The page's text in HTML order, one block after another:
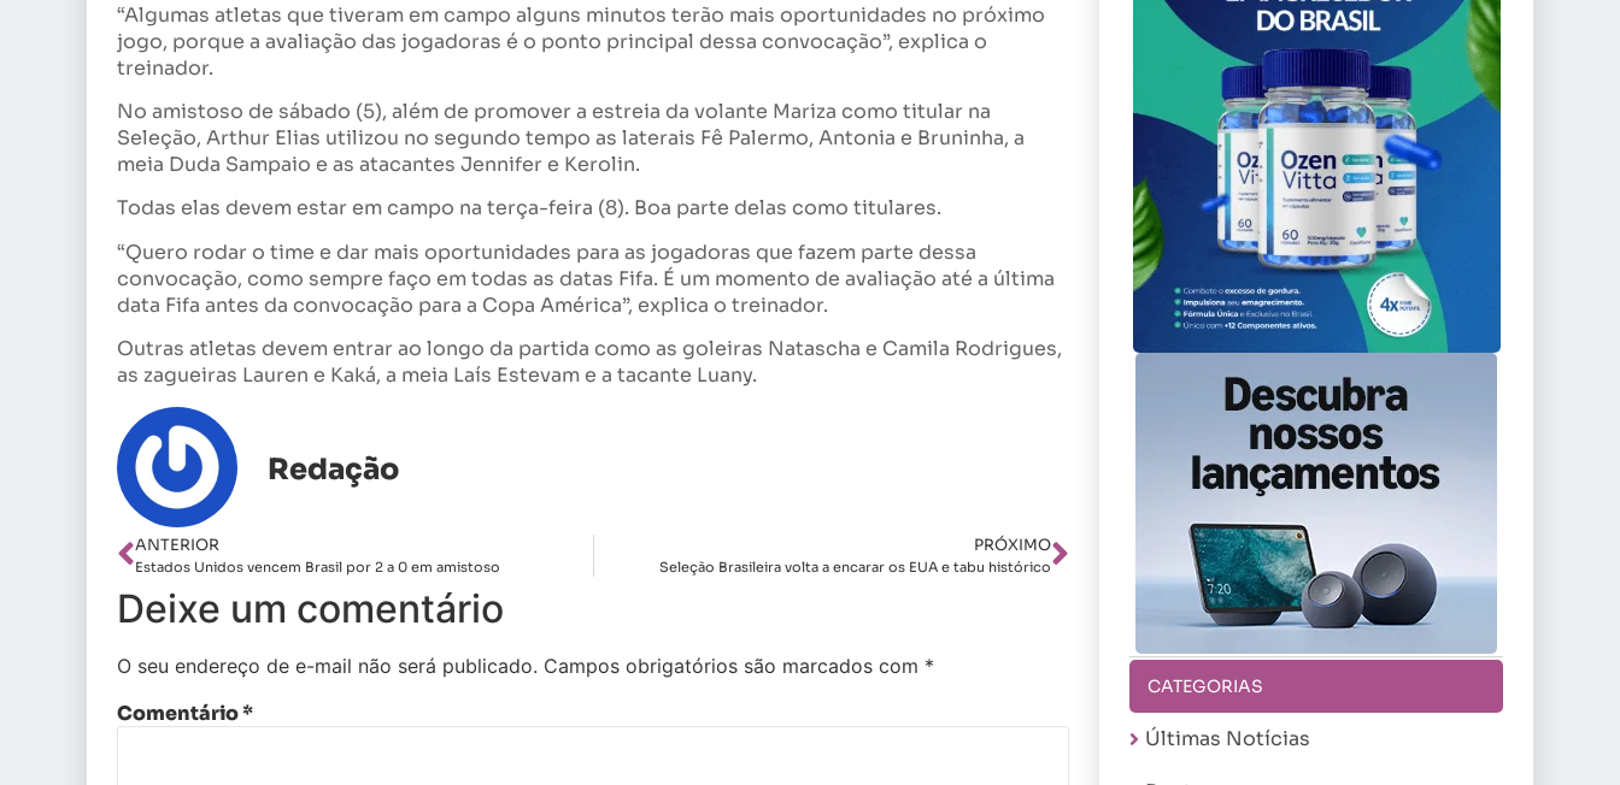
“Algumas atletas que tiveram em campo alguns minutos terão mais oportunidades no próximo
jogo, porque a avaliação das jogadoras é o ponto principal dessa convocação”, explica o
treinador.
No amistoso de sábado (5), além de promover a estreia da volante Mariza como titular na
Seleção, Arthur Elias utilizou no segundo tempo as laterais Fê Palermo, Antonia e Bruninha, a
meia Duda Sampaio e as atacantes Jennifer e Kerolin.
Todas elas devem estar em campo na terça-feira (8). Boa parte delas como titulares.
“Quero rodar o time e dar mais oportunidades para as jogadoras que fazem parte dessa
convocação, como sempre faço em todas as datas Fifa. É um momento de avaliação até a última
data Fifa antes da convocação para a Copa América”, explica o treinador.
Outras atletas devem entrar ao longo da partida como as goleiras Natascha e Camila Rodrigues,
as zagueiras Lauren e Kaká, a meia Laís Estevam e a tacante Luany.
Redação
ANTERIOR
Estados Unidos vencem Brasil por 2 a 0 em amistoso
PRÓXIMO
Seleção Brasileira volta a encarar os EUA e tabu histórico
Deixe um comentário
O seu endereço de e-mail não será publicado. Campos obrigatórios são marcados com *
Comentário*
CATEGORIAS
Últimas Notícias